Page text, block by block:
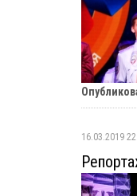
16.03.2019